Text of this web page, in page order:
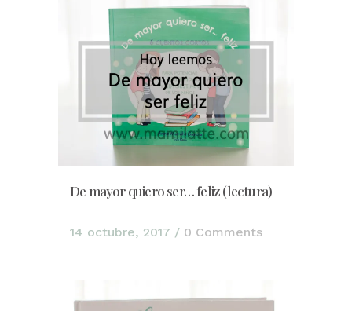
De mayor quiero ser… feliz (lectura)
14 octubre, 2017 / 0 Comments